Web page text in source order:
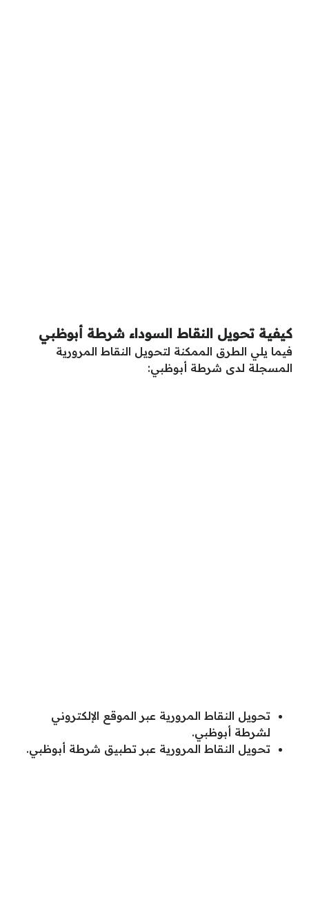
كيفية تحويل النقاط السوداء شرطة أبوظبي
فيما يلي الطرق الممكنة لتحويل النقاط المرورية
المسجلة لدى شرطة أبوظبي:
تحويل النقاط المرورية عبر الموقع الإلكتروني
لشرطة أبوظبي.
تحويل النقاط المرورية عبر تطبيق شرطة أبوظبي.